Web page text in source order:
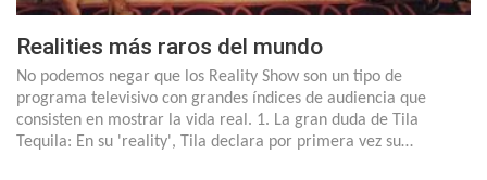
Realities más raros del mundo
No podemos negar que los Reality Show son un tipo de
programa televisivo con grandes índices de audiencia que
consisten en mostrar la vida real. 1. La gran duda de Tila
Tequila: En su 'reality', Tila declara por primera vez su…